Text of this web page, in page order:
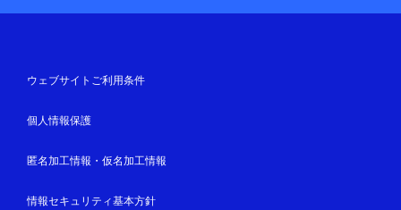
ウェブサイトご利用条件
個人情報保護
匿名加工情報・仮名加工情報
情報セキュリティ基本方針